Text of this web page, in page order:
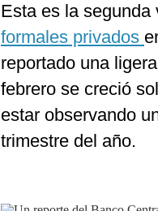
Esta es la segunda
formales privados
reportado una
febrero se creció
estar observando
trimestre del año.